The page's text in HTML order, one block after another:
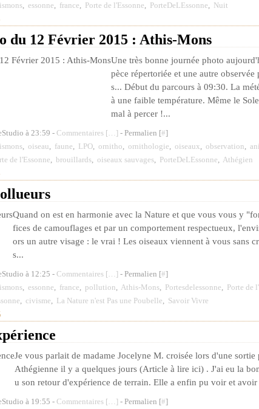
, essonne, france, Porte de l'Essonne, PorteDeLEssonne, Nuit
du 12 Février 2015 : Athis-Mons
Une très bonne journée photo
pèce répertoriée et une autre
s... Début du parcours à 09:30. La
à une faible température. Même le
mal à percer !...
à 23:59 - Commentaires [… ] - Permalien [#]
, oiseau, faune, LPO, ornitho, ornithologie, oiseaux, observation,
de l'Essonne, brouillards, oiseaux sauvages, PorteDeLEssonne, Athégien
Quand on est en harmonie avec la Nature et que vous vous y
fices de camouflages et par un comportement respectueux,
ors un autre visage : le vrai ! Les oiseaux viennent à vous sans
s...
à 12:25 - Commentaires [… ] - Permalien [#]
, essonne, france, pollution, Athis-Mons, Portesdelessonne, Porte de
, civisme, La Nature n'est Pas une Poubelle, Savoir Vivre
Je vous parlait de madame Jocelyne M. croisée lors d'une
Athégienne il y a quelques jours (Article à lire ici) . J'ai eu la
u son retour d'expérience de terrain. Elle a enfin pu voir et
à 19:55 - Commentaires [… ] - Permalien [#]